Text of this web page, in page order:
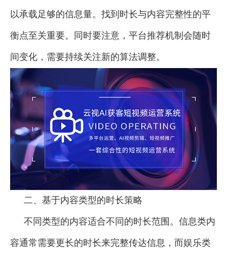
以承载足够的信息量。找到时长与内容完整性的平
衡点至关重要。同时要注意，平台推荐机制会随时
间变化，需要持续关注新的算法调整。
二、基于内容类型的时长策略
不同类型的内容适合不同的时长范围。信息类内
容通常需要更长的时长来完整传达信息，而娱乐类